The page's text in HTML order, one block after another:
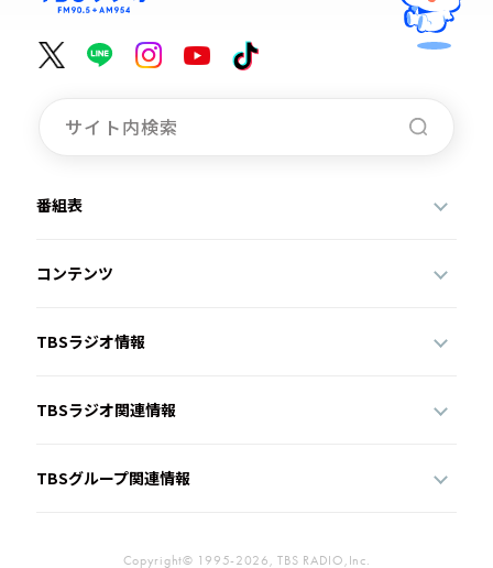
番組表
コンテンツ
TBSラジオ情報
TBSラジオ関連情報
TBSグループ関連情報
Copyright© 1995-2026, TBS RADIO,Inc.